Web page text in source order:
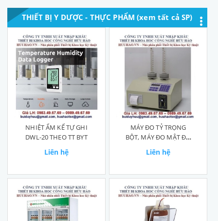
THIẾT BỊ Y DƯỢC - THỰC PHẨM (xem tất cả SP)
NHIỆT ẨM KẾ TỰ GHI
DWL-20 THEO TT BYT
Liên hệ
MÁY ĐO TỶ TRỌNG
BỘT, MÁY ĐO MẬT ĐỘ
Liên hệ